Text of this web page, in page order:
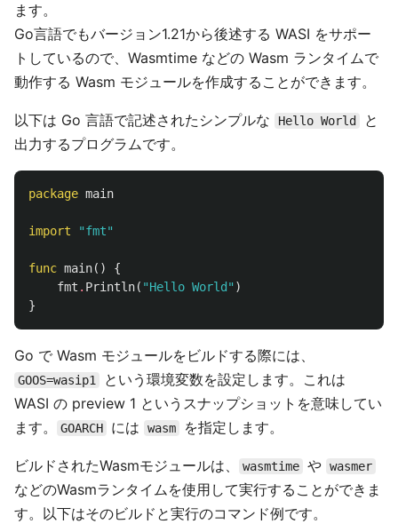
ます。
Go言語でもバージョン1.21から後述する WASI をサポー
トしているので、Wasmtime などの Wasm ランタイムで
動作する Wasm モジュールを作成することができます。
以下は Go 言語で記述されたシンプルな Hello World
と
出力するプログラムです。
package main
import "fmt"
func main()
{
fmt . Println( "Hello World" )
}
Go で Wasm モジュールをビルドする際には、
GOOS=wasip1
という環境変数を設定します。これは
WASI の preview 1 というスナップショットを意味してい
ます。
GOARCH には wasm を指定します。
ビルドされたWasmモジュールは、 wasmtime や wasmer
などのWasmランタイムを使用して実行することができま
す。以下はそのビルドと実行のコマンド例です。